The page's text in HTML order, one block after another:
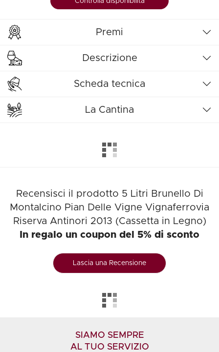
Premi
Descrizione
Scheda tecnica
La Cantina
Recensisci il prodotto 5 Litri Brunello Di
Montalcino Pian Delle Vigne Vignaferrovia
Riserva Antinori 2013 (Cassetta in Legno)
In regalo un coupon del 5% di sconto
Lascia una Recensione
SIAMO SEMPRE
AL TUO SERVIZIO